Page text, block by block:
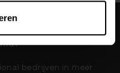
bedrijven in meer